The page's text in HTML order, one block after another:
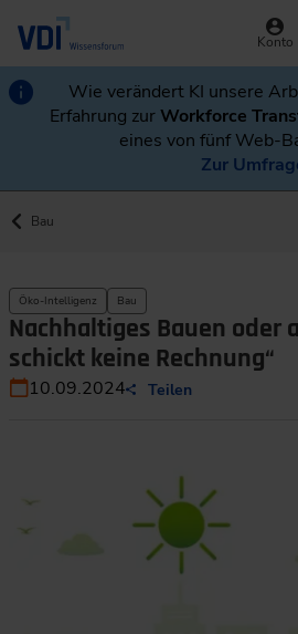
Konto
Wie verändert KI unsere
Erfahrung zurWorkforce
eines von fünf Web-
Zur
Bau
Öko-Intelligenz Bau
Nachhaltiges Bauen oder
schickt keine Rechnung“
10.09.2024 Teilen